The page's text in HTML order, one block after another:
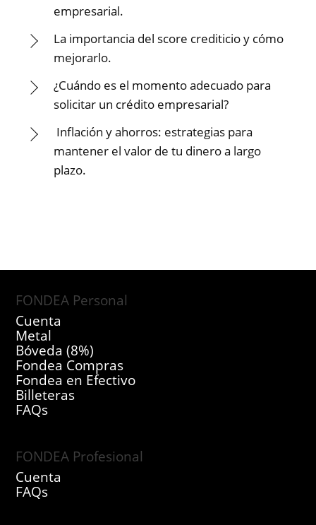
empresarial.
La importancia del score crediticio y cómo
mejorarlo.
¿Cuándo es el momento adecuado para
solicitar un crédito empresarial?
Inflación y ahorros: estrategias para
mantener el valor de tu dinero a largo
plazo.
FONDEA Personal
Cuenta
Metal
Bóveda (8%)
Fondea Compras
Fondea en Efectivo
Billeteras
FAQs
FONDEA Profesional
Cuenta
FAQs